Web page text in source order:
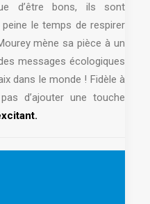
d’être bons, ils sont
le temps de respirer
mène sa pièce à un
messages écologiques
dans le monde ! Fidèle à
d’ajouter une touche